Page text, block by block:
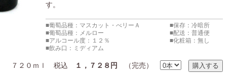
す。
■葡萄品種：マスカット・べリーＡ
■葡萄品種：メルロー
■アルコール度：１２％
■飲み口：ミディアム
■保存：冷暗所
■配送：普通便
■化粧箱：無し
７２０ｍｌ 税込 １，７２８円 （完売）